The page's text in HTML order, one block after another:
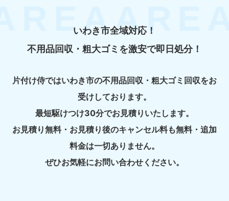
いわき市全域対応！
不用品回収・粗大ゴミを激安で即日処分！
片付け侍ではいわき市の不用品回収・粗大ゴミ回収をお
受けしております。
最短駆けつけ30分でお見積りいたします。
お見積り無料・お見積り後のキャンセル料も無料・追加
料金は一切ありません。
ぜひお気軽にお問い合わせください。